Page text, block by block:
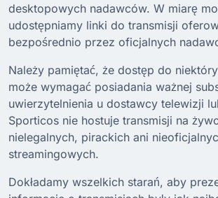
desktopowych nadawców. W miarę
udostępniamy linki do transmisji
bezpośrednio przez oficjalnych
Należy pamiętać, że dostęp do
może wymagać posiadania ważnej
uwierzytelnienia u dostawcy telewizji
Sporticos nie hostuje transmisji na
nielegalnych, pirackich ani
streamingowych.
Dokładamy wszelkich starań, aby